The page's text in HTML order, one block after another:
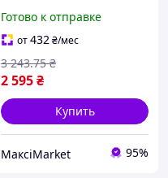
видеонаблюдения с
широким углом обзор
Maxi7\Q
Готово к отправке
от432₴/мес
2 595₴
3 243.75 ₴
Купить
МаксіMarket 95%